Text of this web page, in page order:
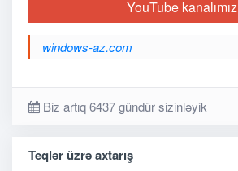
YouTube kanalımız
windows-az.com
Biz artıq 6437 gündür sizinləyik
Teqlər üzrə axtarış